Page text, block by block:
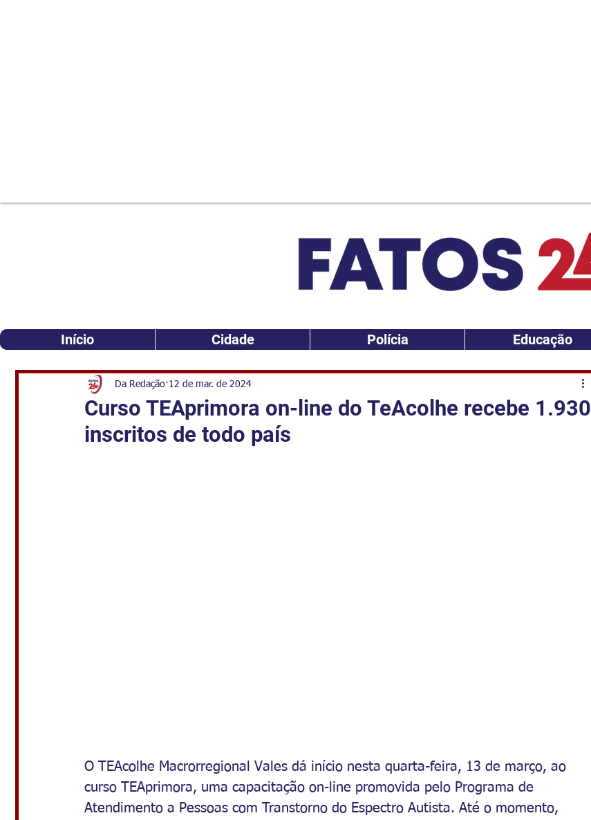
Início Cidade Polícia Educação
Curso TEAprimora on-line do TeAcolhe recebe 1.930
inscritos de todo país
Da Redação 12 de mar. de 2024
O TEAcolhe Macrorregional Vales dá início nesta quarta-feira, 13 de março, ao
curso TEAprimora, uma capacitação on-line promovida pelo Programa de
Atendimento a Pessoas com Transtorno do Espectro Autista. Até o momento,